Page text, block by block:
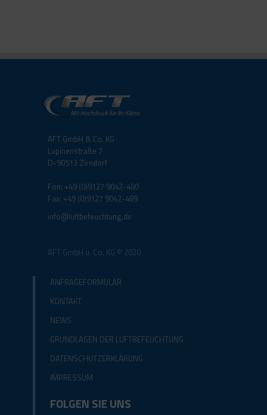
AFT GmbH & Co. KG
Lupinenstraße 7
D-90513 Zirndorf
Fon: +49 (0)9127 9042-480
Fax: +49 (0)9127 9042-489
info@luftbefeuchtung.de
AFT GmbH u. Co. KG © 2020
ANFRAGEFORMULAR
KONTAKT
NEWS
GRUNDLAGEN DER LUFTBEFEUCHTUNG
DATENSCHUTZERKLÄRUNG
IMPRESSUM
FOLGEN SIE UNS